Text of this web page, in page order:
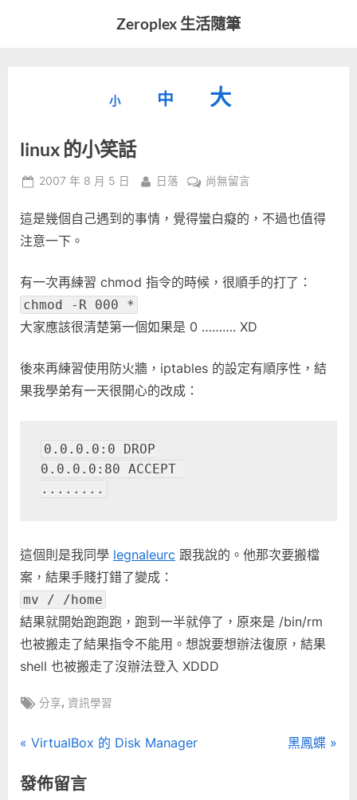
Zeroplex 生活隨筆
發
活
事
小
型
小。
中
重
型
大
大
字
型
小。
linux 的小笑話
Posted
2007 年 8 月 5 日 By
日落
在
的
中
尚無留言
這是幾個自己遇到的事情，覺得蠻白癡的，不過也值得
注意一下。
有一次再練習 chmod 指令的時候，很順手的打了：
chmod -R 000 *
大家應該很清楚第一個如果是 0 ………. XD
後來再練習使用防火牆，iptables 的設定有順序性，結
果我學弟有一天很開心的改成：
0.0.0.0:0 DROP
0.0.0.0:80 ACCEPT
........
這個則是我同學 legnaleurc 跟我說的。他那次要搬檔
案，結果手賤打錯了變成：
mv / /home
結果就開始跑跑跑，跑到一半就停了，原來是 /bin/rm
也被搬走了結果指令不能用。想說要想辦法復原，結果
shell 也被搬走了沒辦法登入 XDDD
Tags:
分享,資訊學習
文
章
P
e
VirtualBox 的 Disk Manager
N
黑鳳蝶
發佈留言